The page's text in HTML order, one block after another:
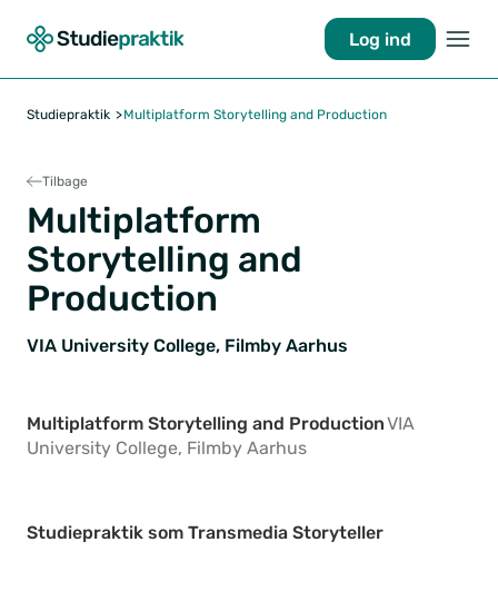
Log ind
Studiepraktik Multiplatform Storytelling and Production
Tilbage
Multiplatform
Storytelling and
Production
VIA University College, Filmby Aarhus
Multiplatform Storytelling and ProductionVIA
University College, Filmby Aarhus
Studiepraktik som Transmedia Storyteller